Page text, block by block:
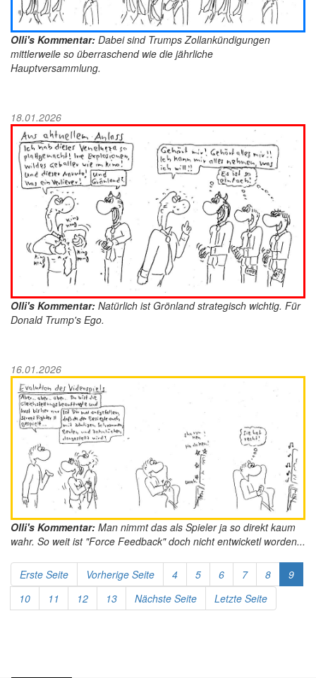
Olli's Kommentar: Dabei sind Trumps Zollankündigungen
mittlerweile so überraschend wie die jährliche
Hauptversammlung.
18.01.2026
Olli's Kommentar: Natürlich ist Grönland strategisch wichtig. Für
Donald Trump's Ego.
16.01.2026
Olli's Kommentar: Man nimmt das als Spieler ja so direkt kaum
wahr. So weit ist "Force Feedback" doch nicht entwicketl worden...
Erste Seite Vorherige Seite 4 5 6 7 8
9
10
11 12 13 Nächste Seite Letzte Seite